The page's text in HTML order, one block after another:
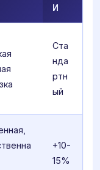
И
Ста
нда
ртн
ый
+10-
15%